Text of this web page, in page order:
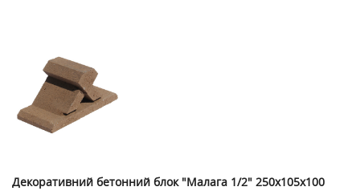
Декоративний бетонний блок "Малага 1/2" 250х105х100